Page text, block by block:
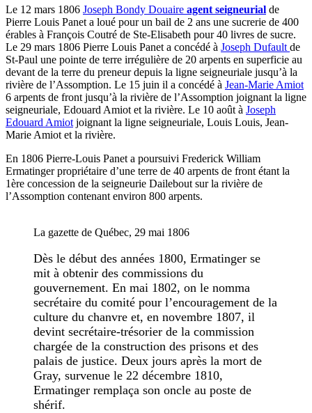
Le 12 mars 1806 Joseph Bondy Douaire agent seigneurial de
Pierre Louis Panet a loué pour un bail de 2 ans une sucrerie de 400
érables à François Coutré de Ste-Elisabeth pour 40 livres de sucre.
Le 29 mars 1806 Pierre Louis Panet a concédé à Joseph Dufaultde
St-Paul une pointe de terre irrégulière de 20 arpents en superficie au
devant de la terre du preneur depuis la ligne seigneuriale jusqu’à la
rivière de l’Assomption. Le 15 juin il a concédé à Jean-Marie Amiot
6 arpents de front jusqu’à la rivière de l’Assomption joignant la ligne
seigneuriale, Edouard Amiot et la rivière. Le 10 août à Joseph
Edouard Amiotjoignant la ligne seigneuriale, Louis Louis, Jean-
Marie Amiot et la rivière.
En 1806 Pierre-Louis Panet a poursuivi Frederick William
Ermatinger propriétaire d’une terre de 40 arpents de front étant la
1ère concession de la seigneurie Dailebout sur la rivière de
l’Assomption contenant environ 800 arpents.
La gazette de Québec, 29 mai 1806
Dès le début des années 1800, Ermatinger se
mit à obtenir des commissions du
gouvernement. En mai 1802, on le nomma
secrétaire du comité pour l’encouragement de la
culture du chanvre et, en novembre 1807, il
devint secrétaire-trésorier de la commission
chargée de la construction des prisons et des
palais de justice. Deux jours après la mort de
Gray, survenue le 22 décembre 1810,
Ermatinger remplaça son oncle au poste de
shérif.